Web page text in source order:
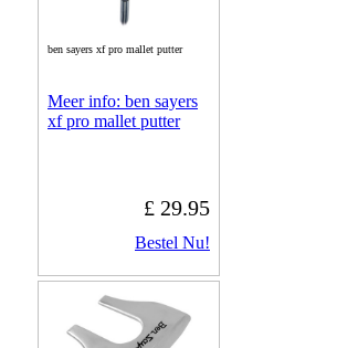
ben sayers xf pro mallet putter
Meer info: ben sayers
xf pro mallet putter
£ 29.95
Bestel Nu!